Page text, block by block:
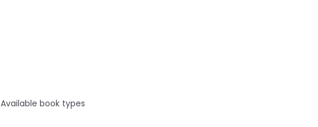
Available book types